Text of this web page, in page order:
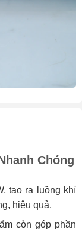
Chóng
tạo ra luồng khí
hiệu quả.
còn góp phần